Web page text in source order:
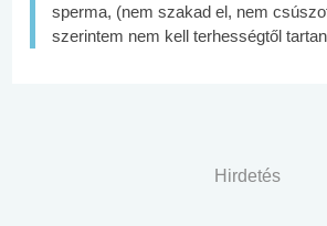
sperma, (nem szakad el, nem
szerintem nem kell terhességtől
Hirdetés